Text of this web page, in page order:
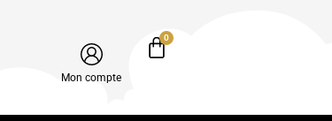
Mon compte
0